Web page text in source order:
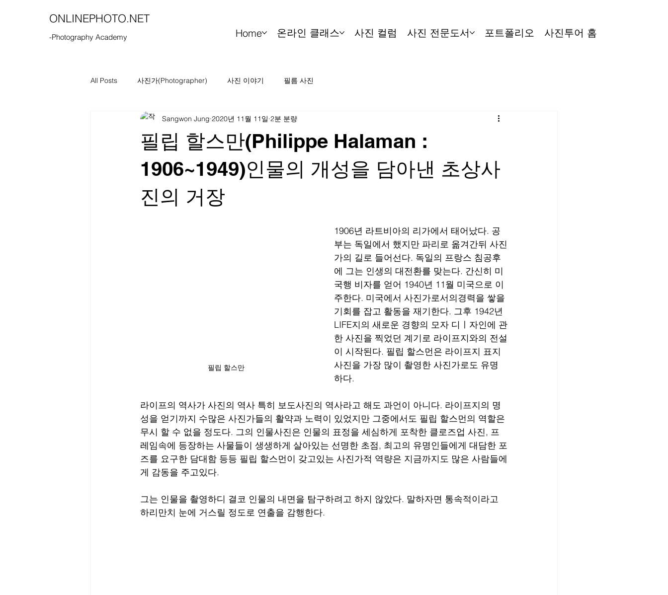
ONLINEPHOTO.NET
-Photography Academy Home 온라인 클래스 사진 컬럼 사진 전문도서 포트폴리오 사진투어 홈
All Posts 사진가(Photographer) 사진 이야기 필름 사진
필립 할스만(Philippe Halaman :
1906~1949)인물의 개성을 담아낸 초상사
진의 거장
Sangwon Jung 2020년 11월 11일 2분 분량
필립 할스만
1906년 라트비아의 리가에서 태어났다. 공
부는 독일에서 했지만 파리로 옮겨간뒤 사진
가의 길로 들어선다. 독일의 프랑스 침공후
에 그는 인생의 대전환를 맞는다. 간신히 미
국행 비자를 얻어 1940년 11월 미국으로 이
주한다. 미국에서 사진가로서의경력을 쌓을
기회를 잡고 활동을 재기한다. 그후 1942년
LIFE지의 새로운 경향의 모자 디ㅣ자인에 관
한 사진을 찍었던 계기로 라이프지와의 전설
이 시작된다. 필립 할스먼은 라이프지 표지
사진을 가장 많이 촬영한 사진가로도 유명
하다.
라이프의 역사가 사진의 역사 특히 보도사진의 역사라고 해도 과언이 아니다. 라이프지의 명
성을 얻기까지 수많은 사진가들의 활약과 노력이 있었지만 그중에서도 필립 할스먼의 역할은
무시 할 수 없을 정도다. 그의 인물사진은 인물의 표정을 세심하게 포착한 클로즈업 사진, 프
레임속에 등장하는 사물들이 생생하게 살아있는 선명한 초점, 최고의 유명인들에게 대담한 포
즈를 요구한 담대함 등등 필립 할스먼이 갖고있는 사진가적 역량은 지금까지도 많은 사람들에
게 감동을 주고있다.
그는 인물을 촬영하디 결코 인물의 내면을 탐구하려고 하지 않았다. 말하자면 통속적이라고
하리만치 눈에 거스릴 정도로 연출을 감행한다.